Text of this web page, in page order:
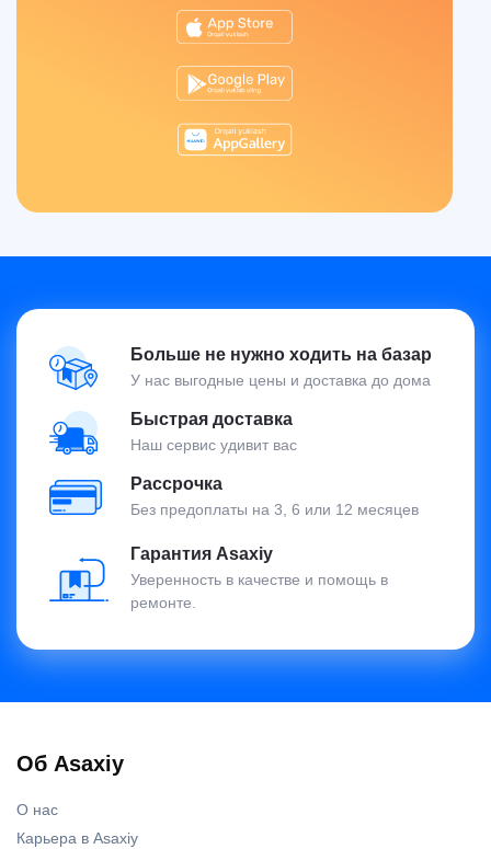
Больше не нужно ходить на базар
У нас выгодные цены и доставка до дома
Быстрая доставка
Наш сервис удивит вас
Рассрочка
Без предоплаты на 3, 6 или 12 месяцев
Гарантия Asaxiy
Уверенность в качестве и помощь в
ремонте.
Об Asaxiy
О нас
Карьера в Asaxiy